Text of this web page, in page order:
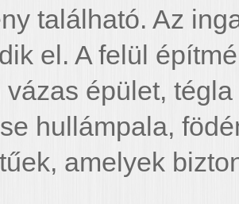
található. Az
el. A felül
épület,
hullámpala,
amelyek